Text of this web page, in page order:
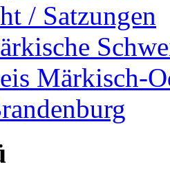
/ Satzungen
Märkisch-